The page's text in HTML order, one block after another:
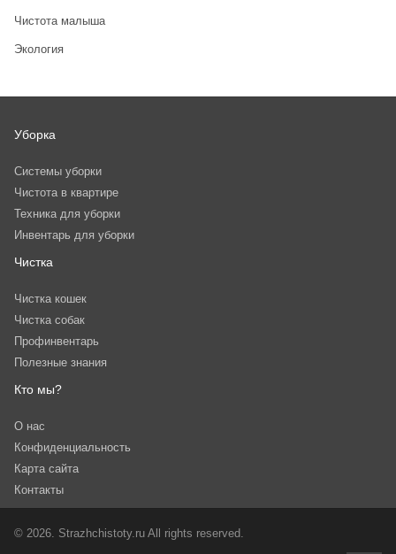
Чистота малыша
Экология
Уборка
Системы уборки
Чистота в квартире
Техника для уборки
Инвентарь для уборки
Чистка
Чистка кошек
Чистка собак
Профинвентарь
Полезные знания
Кто мы?
О нас
Конфиденциальность
Карта сайта
Контакты
© 2026. Strazhchistoty.ru All rights reserved.